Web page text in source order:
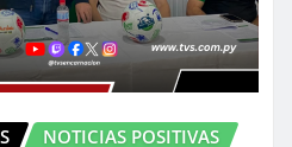
NOTICIAS POSITIVAS